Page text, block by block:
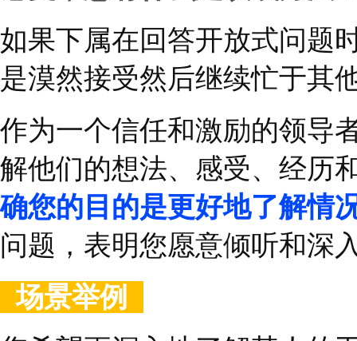
这个问题可以鼓励员工
个分数，从而提供了更
“你在项目XX中遇到了
这个问题可以帮助您了
供更有针对性的支持和